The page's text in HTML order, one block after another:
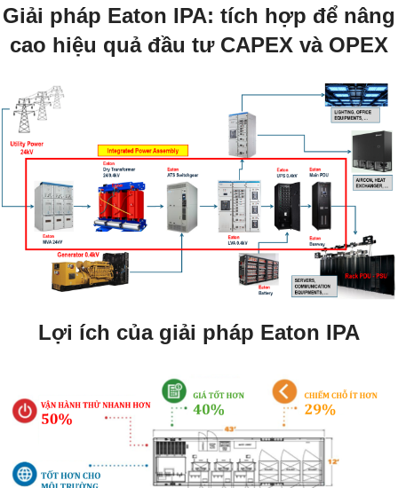
Giải pháp Eaton IPA: tích hợp để nâng
cao hiệu quả đầu tư CAPEX và OPEX
Lợi ích của giải pháp Eaton IPA